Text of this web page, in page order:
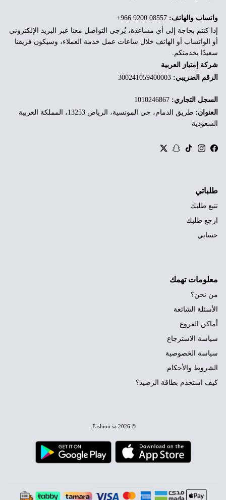
واتساب والهاتف:
إذا كنتم بحاجة إلى أي مساعدة، يُرجى التواصل معنا عبر البريد الإلكتروني
أو الواتساب أو الهاتف خلال ساعات عمل خدمة العملاء، وسيكون فريقنا
سعيدًا بخدمتكم.
شركة إمتياز العربية
الرقم الضريبي:
السجل التجاري:
العنوان:
طريق الدمام، حي المونسية، الرياض 13253، المملكة العربية
السعودية
Facebook
Instagram
TikTok
Snapchat
Twitter
طلباتي
تتبع طلبك
ارجع طلبك
حسابي
معلومات تهمك
من نحن؟
الأسئلة الشائعة
أماكن الفروع
سياسة الاسترجاع
سياسة الخصوصية
الشروط والأحكام
كيف استخدم بطاقة الرصيد؟
© 2026
Fashion.sa